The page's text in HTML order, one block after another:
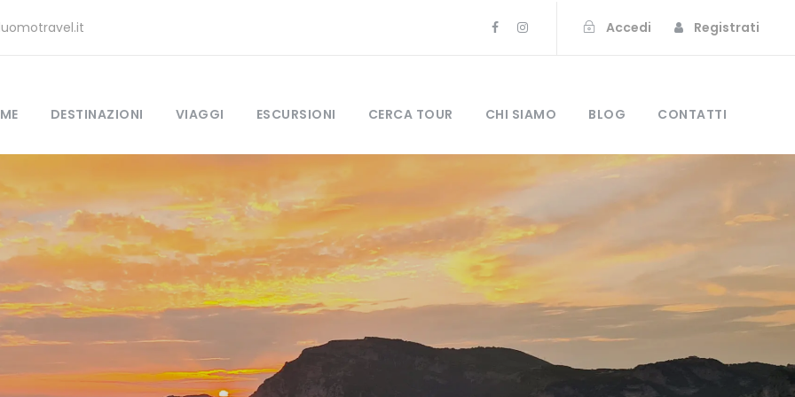
Accedi Registrati
DESTINAZIONI VIAGGI ESCURSIONI CERCA TOUR CHI SIAMO BLOG CONTATTI